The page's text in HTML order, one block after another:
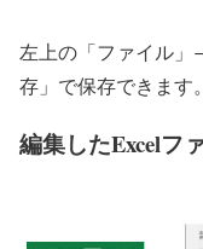
左上の「ファイル
存」で保存できます。
編集したExcelフ